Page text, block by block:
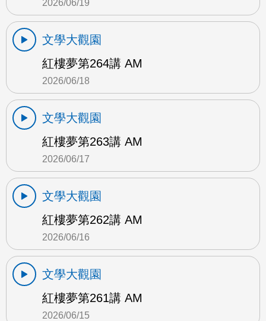
2026/06/19
文學大觀園
紅樓夢第264講 AM
2026/06/18
文學大觀園
紅樓夢第263講 AM
2026/06/17
文學大觀園
紅樓夢第262講 AM
2026/06/16
文學大觀園
紅樓夢第261講 AM
2026/06/15